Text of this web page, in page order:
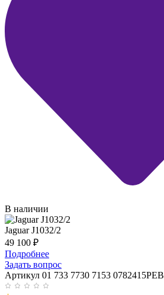
В наличии
Jaguar J1032/2
49 100 ₽
Подробнее
Задать вопрос
Артикул 01 733 7730 7153 0782415PEB